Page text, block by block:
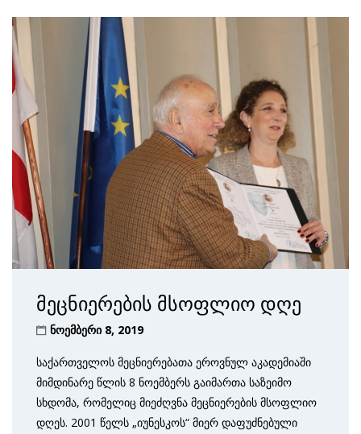
მეცნიერების მსოფლიო დღე
ნოემბერი 8, 2019
საქართველოს მეცნიერებათა ეროვნულ აკადემიაში
მიმდინარე წლის 8 ნოემბერს გაიმართა საზეიმო
სხდომა, რომელიც მიეძღვნა მეცნიერების მსოფლიო
დღეს. 2001 წელს „იუნესკოს“ მიერ დაფუძნებული